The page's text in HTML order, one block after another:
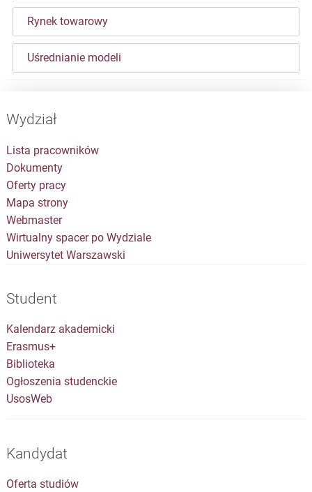
Rynek towarowy
Uśrednianie modeli
Wydział
Lista pracowników
Dokumenty
Oferty pracy
Mapa strony
Webmaster
Wirtualny spacer po Wydziale
Uniwersytet Warszawski
Student
Kalendarz akademicki
Erasmus+
Biblioteka
Ogłoszenia studenckie
UsosWeb
Kandydat
Oferta studiów